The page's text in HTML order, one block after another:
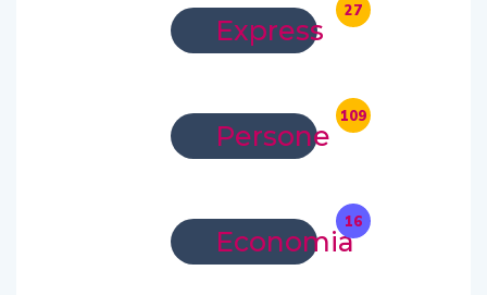
Express
27
Persone
109
Economia
16